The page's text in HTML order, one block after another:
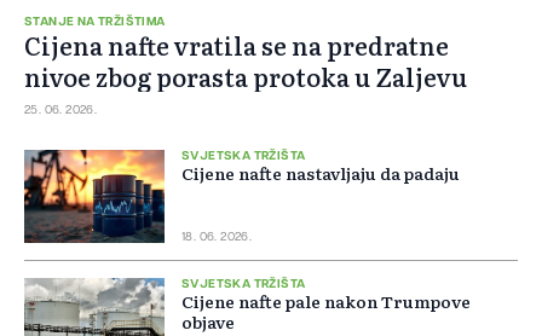
STANJE NA TRŽIŠTIMA
Cijena nafte vratila se na predratne
nivoe zbog porasta protoka u Zaljevu
25. 06. 2026.
SVJETSKA TRŽIŠTA
Cijene nafte nastavljaju da padaju
18. 06. 2026.
SVJETSKA TRŽIŠTA
Cijene nafte pale nakon Trumpove
objave